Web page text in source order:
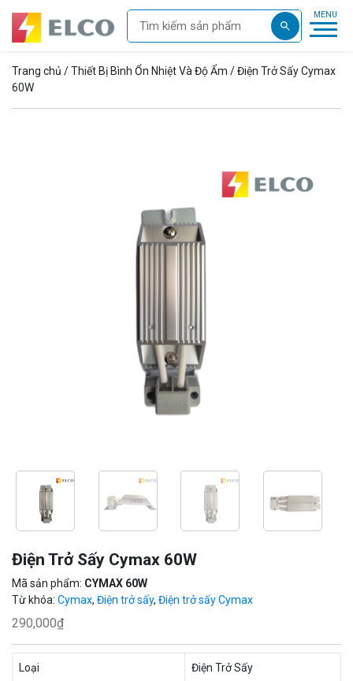
Trang chủ /Thiết Bị Bình Ổn Nhiệt Và Độ Ẩm / Điện Trở Sấy Cymax
60W
Điện Trở Sấy Cymax 60W
Mã sản phẩm: CYMAX 60W
Từ khóa: Cymax, Điện trở sấy, Điện trở sấy Cymax
290,000₫
Loại Điện Trở Sấy